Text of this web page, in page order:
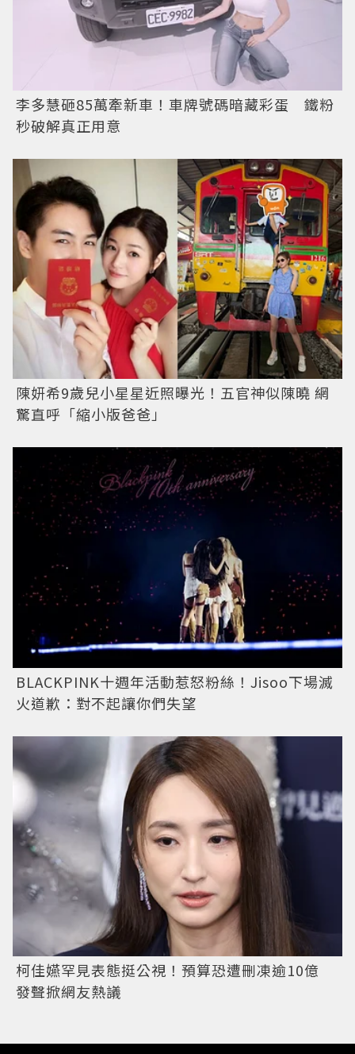
李多慧砸85萬牽新車！車牌號碼暗藏彩蛋 鐵粉
秒破解真正用意
陳妍希9歲兒小星星近照曝光！五官神似陳曉 網
驚直呼「縮小版爸爸」
BLACKPINK十週年活動惹怒粉絲！Jisoo下場滅
火道歉：對不起讓你們失望
柯佳嬿罕見表態挺公視！預算恐遭刪凍逾10億
發聲掀網友熱議